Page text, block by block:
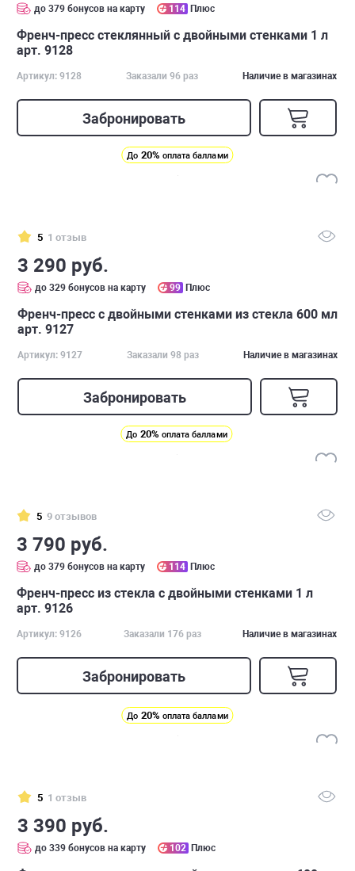
до 379 бонусов на карту 114 Плюс
Френч-пресс стеклянный с двойными стенками 1 л
арт. 9128
Артикул: 9128 Заказали 96 раз Наличие в магазинах
Забронировать
До 20% оплата баллами
5 1 отзыв
3 290 руб.
до 329 бонусов на карту 99 Плюс
Френч-пресс с двойными стенками из стекла 600 мл
арт. 9127
Артикул: 9127 Заказали 98 раз Наличие в магазинах
Забронировать
До 20% оплата баллами
5 9 отзывов
3 790 руб.
до 379 бонусов на карту 114 Плюс
Френч-пресс из стекла с двойными стенками 1 л
арт. 9126
Артикул: 9126 Заказали 176 раз Наличие в магазинах
Забронировать
До 20% оплата баллами
5 1 отзыв
3 390 руб.
до 339 бонусов на карту 102 Плюс